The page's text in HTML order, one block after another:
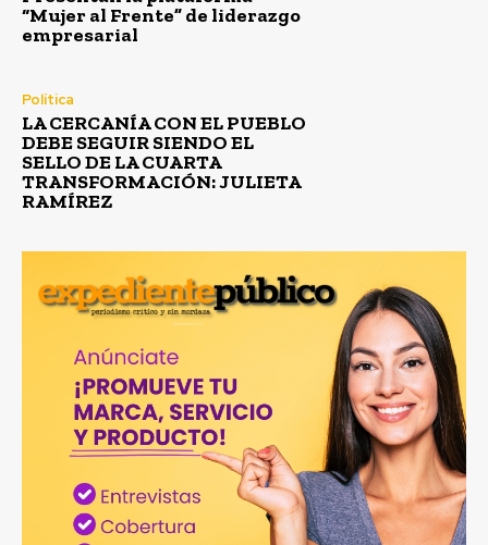
“Mujer al Frente” de liderazgo
empresarial
Política
LA CERCANÍA CON EL PUEBLO
DEBE SEGUIR SIENDO EL
SELLO DE LA CUARTA
TRANSFORMACIÓN: JULIETA
RAMÍREZ